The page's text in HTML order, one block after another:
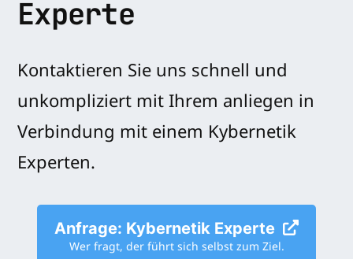
Experte
Kontaktieren Sie uns schnell und
unkompliziert mit Ihrem anliegen in
Verbindung mit einem Kybernetik
Experten.
Anfrage: Kybernetik Experte
Wer fragt, der führt sich selbst zum Ziel.